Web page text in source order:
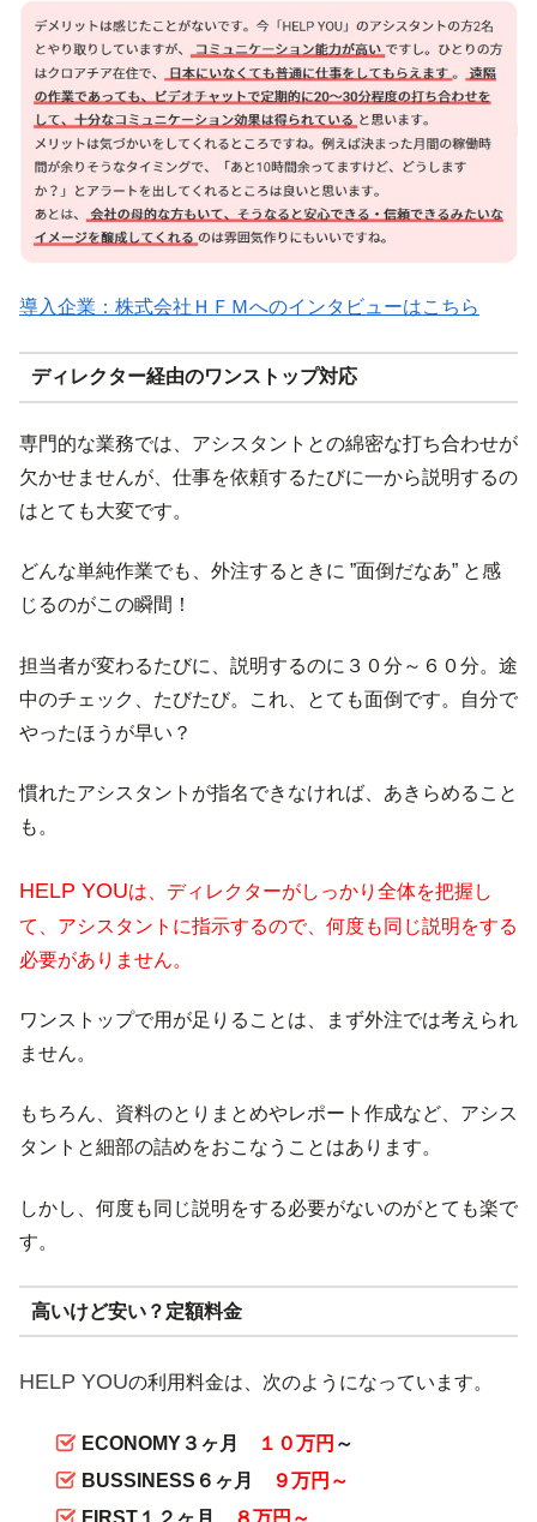
導入企業：株式会社ＨＦＭへのインタビューはこちら
ディレクター経由のワンストップ対応
専門的な業務では、アシスタントとの綿密な打ち合わせが
欠かせませんが、仕事を依頼するたびに一から説明するの
はとても大変です。
どんな単純作業でも、外注するときに ”面倒だなあ” と感
じるのがこの瞬間！
担当者が変わるたびに、説明するのに３０分～６０分。途
中のチェック、たびたび。これ、とても面倒です。自分で
やったほうが早い？
慣れたアシスタントが指名できなければ、あきらめること
も。
HELP YOUは、ディレクターがしっかり全体を把握し
て、アシスタントに指示するので、何度も同じ説明をする
必要がありません。
ワンストップで用が足りることは、まず外注では考えられ
ません。
もちろん、資料のとりまとめやレポート作成など、アシス
タントと細部の詰めをおこなうことはあります。
しかし、何度も同じ説明をする必要がないのがとても楽で
す。
高いけど安い？定額料金
HELP YOUの利用料金は、次のようになっています。
ECONOMY３ヶ月 １０万円 ～
BUSSINESS６ヶ月
９万円～